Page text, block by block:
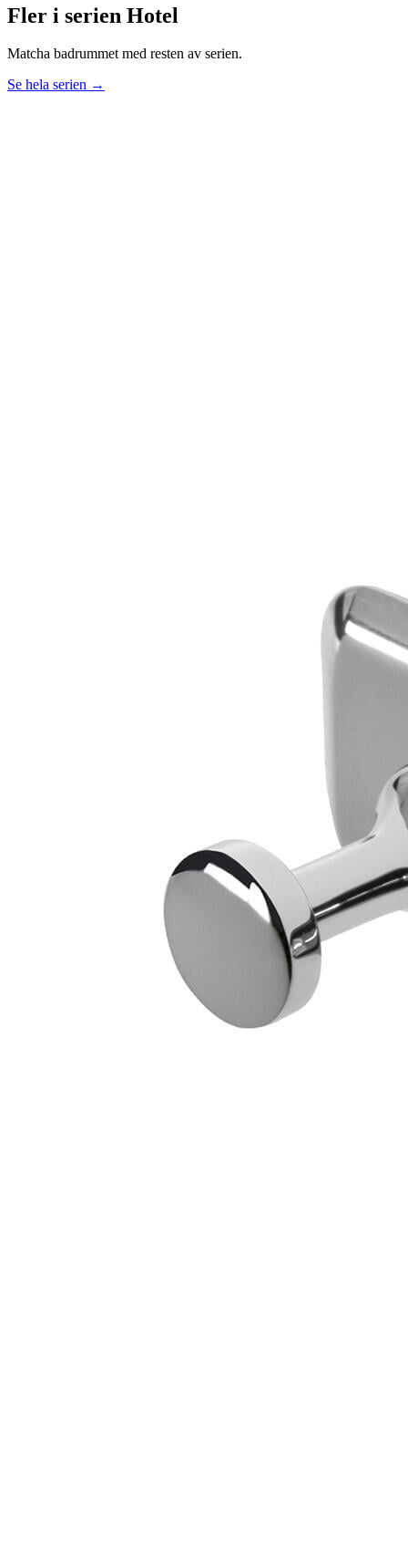
Fler i serien Hotel
Matcha badrummet med resten av serien.
Se hela serien →